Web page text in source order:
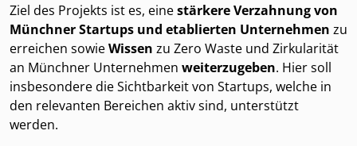
Ziel des Projekts ist es, einestärkere Verzahnung von
Münchner Startups und etablierten Unternehmen zu
erreichen sowieWissen zu Zero Waste und Zirkularität
an Münchner Unternehmen weiterzugeben. Hier soll
insbesondere die Sichtbarkeit von Startups, welche in
den relevanten Bereichen aktiv sind, unterstützt
werden.